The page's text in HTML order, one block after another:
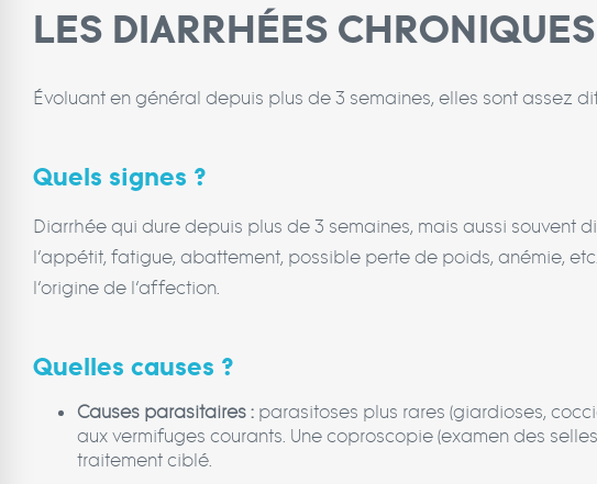
LES DIARRHÉES CHRONIQUES
Évoluant en général depuis plus de 3 semaines, elles sont assez
Quels signes ?
Diarrhée qui dure depuis plus de 3 semaines, mais aussi souvent
l’appétit, fatigue, abattement, possible perte de poids, anémie,
l’origine de l’affection.
Quelles causes ?
Causes parasitaires : parasitoses plus rares (giardioses,
aux vermifuges courants. Une coproscopie (examen des
traitement ciblé.